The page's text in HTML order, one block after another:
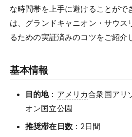
な時間帯を上手に避けることがで
は、グランドキャニオン・サウス
るための実証済みのコツをご紹介
基本情報
目的地： アメリカ合衆国アリ
オン国立公園
推奨滞在日数：2日間